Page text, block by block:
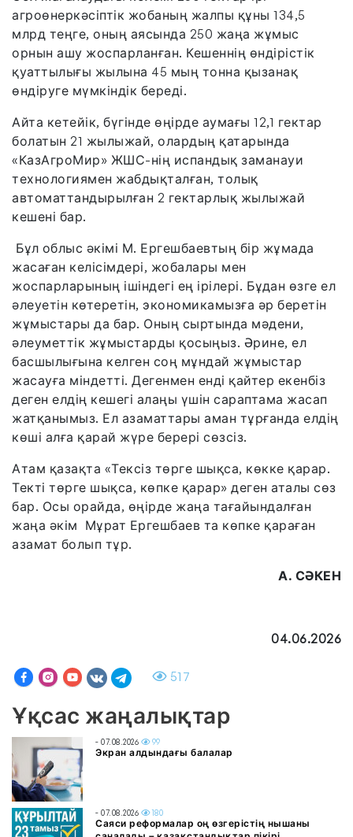
агроөнеркәсіптік жобаның жалпы құны 134,5
млрд теңге, оның аясында 250 жаңа жұмыс
орнын ашу жоспарланған. Кешеннің өндірістік
қуаттылығы жылына 45 мың тонна қызанақ
өндіруге мүмкіндік береді.
Айта кетейік, бүгінде өңірде аумағы 12,1 гектар
болатын 21 жылыжай, олардың қатарында
«КазАгроМир» ЖШС-нің испандық заманауи
технологиямен жабдықталған, толық
автоматтандырылған 2 гектарлық жылыжай
кешені бар.
Бұл облыс әкімі М. Ергешбаевтың бір жұмада
жасаған келісімдері, жобалары мен
жоспарларының ішіндегі ең ірілері. Бұдан өзге ел
әлеуетін көтеретін, экономикамызға әр беретін
жұмыстары да бар. Оның сыртында мәдени,
әлеуметтік жұмыстарды қосыңыз. Әрине, ел
басшылығына келген соң мұндай жұмыстар
жасауға міндетті. Дегенмен енді қайтер екенбіз
деген елдің кешегі алаңы үшін сараптама жасап
жатқанымыз. Ел азаматтары аман тұрғанда елдің
көші алға қарай жүре берері сөзсіз.
Атам қазақта «Тексіз төрге шықса, көкке қарар.
Текті төрге шықса, көпке қарар» деген аталы сөз
бар. Осы орайда, өңірде жаңа тағайындалған
жаңа әкім Мұрат Ергешбаев та көпке қараған
азамат болып тұр.
А. СӘКЕН
04.06.2026
517
Ұқсас жаңалықтар
- 07.08.2026 99
Экран алдындағы балалар
- 07.08.2026 180
Саяси реформалар оң өзгерістің нышаны